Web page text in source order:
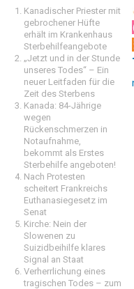
Kanadischer Priester mit
gebrochener Hüfte
erhält im Krankenhaus
Sterbehilfeangebote
„Jetzt und in der Stunde
unseres Todes“ – Ein
neuer Leitfaden für die
Zeit des Sterbens
Kanada: 84-Jährige
wegen
Rückenschmerzen in
Notaufnahme,
bekommt als Erstes
Sterbehilfe angeboten!
Nach Protesten
scheitert Frankreichs
Euthanasiegesetz im
Senat
Kirche: Nein der
Slowenen zu
Suizidbeihilfe klares
Signal an Staat
Verherrlichung eines
tragischen Todes – zum